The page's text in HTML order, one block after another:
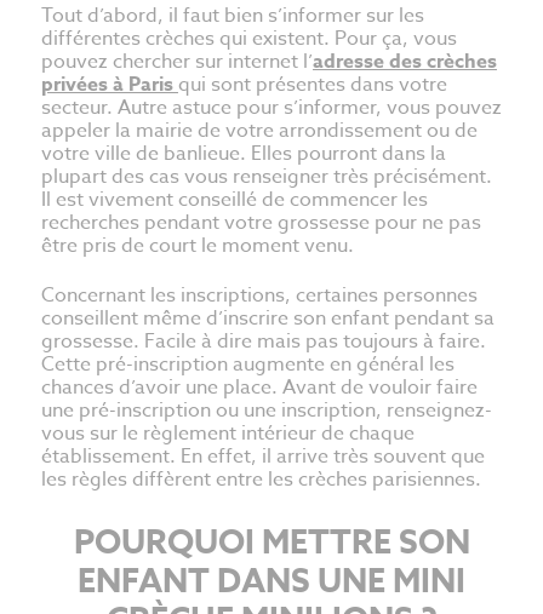
Tout d’abord, il faut bien s’informer sur les
différentes crèches qui existent. Pour ça, vous
pouvez chercher sur internet l’adresse des crèches
privées à Parisqui sont présentes dans votre
secteur. Autre astuce pour s’informer, vous pouvez
appeler la mairie de votre arrondissement ou de
votre ville de banlieue. Elles pourront dans la
plupart des cas vous renseigner très précisément.
Il est vivement conseillé de commencer les
recherches pendant votre grossesse pour ne pas
être pris de court le moment venu.
Concernant les inscriptions, certaines personnes
conseillent même d’inscrire son enfant pendant sa
grossesse. Facile à dire mais pas toujours à faire.
Cette pré-inscription augmente en général les
chances d’avoir une place. Avant de vouloir faire
une pré-inscription ou une inscription, renseignez-
vous sur le règlement intérieur de chaque
établissement. En effet, il arrive très souvent que
les règles diffèrent entre les crèches parisiennes.
POURQUOI METTRE SON
ENFANT DANS UNE MINI